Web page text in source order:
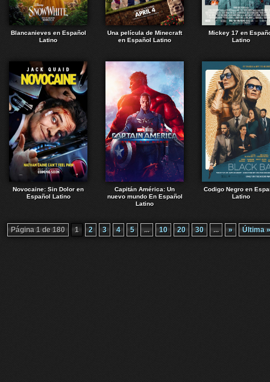
Blancanieves en Español
Latino
Una película de Minecraft
en Español Latino
Mickey 17 en
Latino
Novocaine: Sin Dolor en
Español Latino
Capitán América: Un
nuevo mundo En Español
Latino
Codigo Negro en
Latino
Página 1 de 180 1 2 3 4 5 ... 10 20 30 ... » Última »